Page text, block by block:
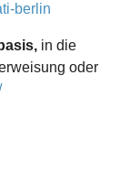
berlin
in die
oder